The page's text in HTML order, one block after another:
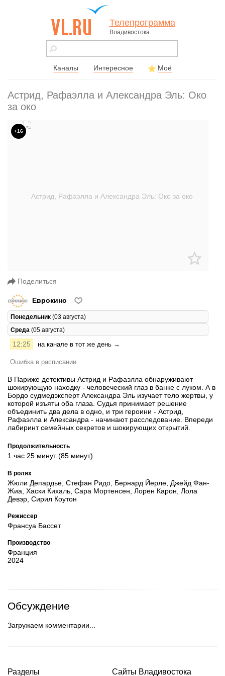
vl.ru - сайт
города
Телепрограмма
Владивостока
Каналы Интересное Моё
Астрид, Рафаэлла и Александра Эль: Око
за око
+16
Поделиться
Еврокино
Понедельник (03 августа)
Среда (05 августа)
12:25 на канале в тот же день →
Ошибка в расписании
В Париже детективы Астрид и Рафаэлла обнаруживают
шокирующую находку - человеческий глаз в банке с луком. А в
Бордо судмедэксперт Александра Эль изучает тело жертвы, у
которой изъяты оба глаза. Судья принимает решение
объединить два дела в одно, и три героини - Астрид,
Рафаэлла и Александра - начинают расследование. Впереди
лабиринт семейных секретов и шокирующих открытий.
Продолжительность
1 час 25 минут (85 минут)
В ролях
Жюли Депардье, Стефан Ридо, Бернард Йерле, Джейд Фан-
Жиа, Хаски Кихаль, Сара Мортенсен, Лорен Карон, Лола
Девэр, Сирил Коутон
Режиссер
Франсуа Бассет
Производство
Франция
2024
Обсуждение
Загружаем комментарии...
Разделы Сайты Владивостока